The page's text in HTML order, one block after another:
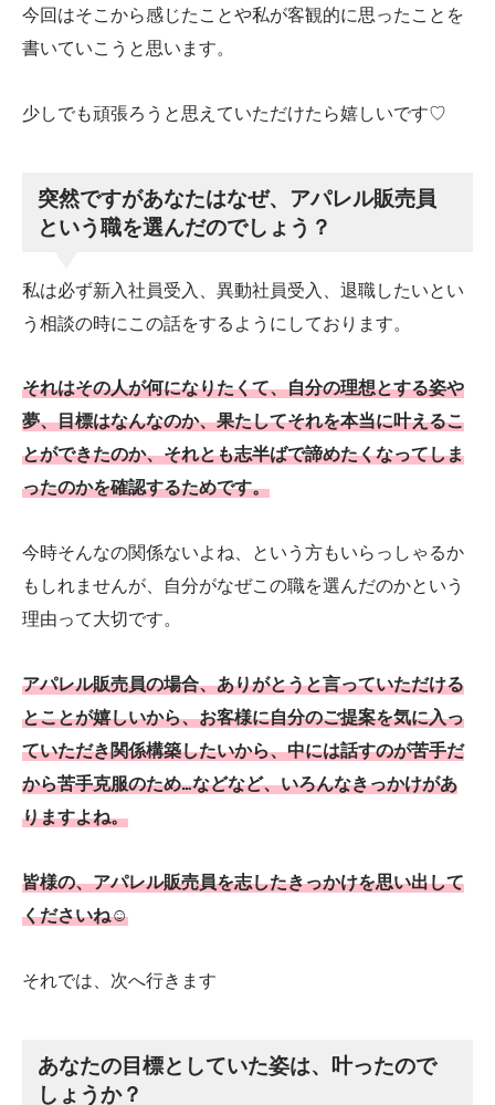
今回はそこから感じたことや私が客観的に思ったことを
書いていこうと思います。
少しでも頑張ろうと思えていただけたら嬉しいです♡
突然ですがあなたはなぜ、アパレル販売員
という職を選んだのでしょう？
私は必ず新入社員受入、異動社員受入、退職したいとい
う相談の時にこの話をするようにしております。
それはその人が何になりたくて、自分の理想とする姿や
夢、目標はなんなのか、果たしてそれを本当に叶えるこ
とができたのか、それとも志半ばで諦めたくなってしま
ったのかを確認するためです。
今時そんなの関係ないよね、という方もいらっしゃるか
もしれませんが、自分がなぜこの職を選んだのかという
理由って大切です。
アパレル販売員の場合、ありがとうと言っていただける
とことが嬉しいから、お客様に自分のご提案を気に入っ
ていただき関係構築したいから、中には話すのが苦手だ
から苦手克服のため…などなど、いろんなきっかけがあ
りますよね。
皆様の、アパレル販売員を志したきっかけを思い出して
くださいね☺︎
それでは、次へ行きます
あなたの目標としていた姿は、叶ったので
しょうか？